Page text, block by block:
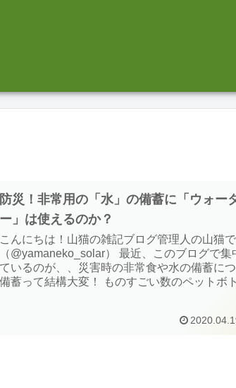
防災！非常用の「水」の備蓄に「ウォー
ー」は使えるのか？
こんにちは！山猫の雑記ブログ管理人の山猫で
（@yamaneko_solar） 最近、このブログで
ているのが、、災害時の非常食や水の備蓄に
備蓄って結構大変！ ものすごい数のペットボ